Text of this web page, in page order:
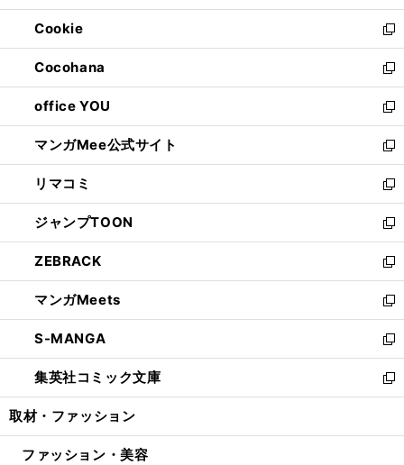
開
く
ウ
で
開
く
ン
ド
ウ
で
開
く
ウ
ィ
ン
ド
ウ
で
開
く
Cookie
新
し
い
ウ
ィ
ン
ド
ウ
で
開
く
Cocohana
新
し
い
ウ
ィ
ン
ド
ウ
で
開
く
office YOU
新
し
い
ウ
ィ
ン
ド
ウ
で
開
く
マンガMee公式サイト
新
し
い
ウ
ィ
ン
ド
ウ
で
開
く
リマコミ
新
し
い
ウ
ィ
ン
ド
ウ
で
開
く
ジャンプTOON
新
し
い
ウ
ィ
ン
ド
ウ
で
開
ZEBRACK
新
し
い
ウ
ィ
ン
ド
ウ
開
マンガMeets
新
し
い
ウ
ィ
ン
ウ
S-MANGA
新
し
い
ウ
ン
集英社コミック文庫
新
し
ウ
取材・ファッション
ファッション・美容